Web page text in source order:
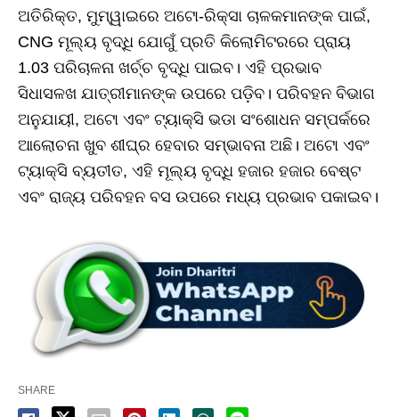
ଅତିରିକ୍ତ, ମୁମ୍ୱାଇରେ ଅଟୋ-ରିକ୍ସା ଚାଳକମାନଙ୍କ ପାଇଁ,
CNG ମୂଲ୍ୟ ବୃଦ୍ଧି ଯୋଗୁଁ ପ୍ରତି କିଲୋମିଟରରେ ପ୍ରାୟ
1.03 ପରିଚାଳନା ଖର୍ଚ୍ଚ ବୃଦ୍ଧି ପାଇବ। ଏହି ପ୍ରଭାବ
ସିଧାସଳଖ ଯାତ୍ରୀମାନଙ୍କ ଉପରେ ପଡ଼ିବ। ପରିବହନ ବିଭାଗ
ଅନୁଯାୟୀ, ଅଟୋ ଏବଂ ଟ୍ୟାକ୍ସି ଭଡା ସଂଶୋଧନ ସମ୍ପର୍କରେ
ଆଲୋଚନା ଖୁବ ଶୀଘ୍ର ହେବାର ସମ୍ଭାବନା ଅଛି। ଅଟୋ ଏବଂ
ଟ୍ୟାକ୍ସି ବ୍ୟତୀତ, ଏହି ମୂଲ୍ୟ ବୃଦ୍ଧି ହଜାର ହଜାର ବେଷ୍ଟ
ଏବଂ ରାଜ୍ୟ ପରିବହନ ବସ ଉପରେ ମଧ୍ୟ ପ୍ରଭାବ ପକାଇବ।
SHARE